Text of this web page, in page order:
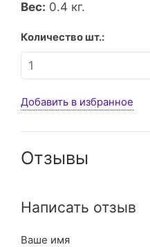
Вес: 0.4 кг.
Количество шт.:
Добавить в избранное
Отзывы
Написать отзыв
Ваше имя